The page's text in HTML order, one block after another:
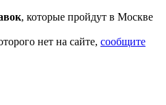
, которые пройдут в Москве
нет на сайте, сообщите